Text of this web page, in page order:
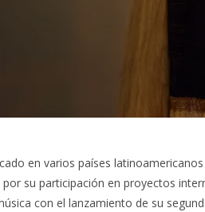
en varios países
su participación en proyectos
con el lanzamiento de su